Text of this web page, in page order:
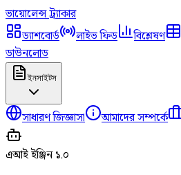
ভায়োলেন্সট্র্যাকার
ড্যাশবোর্ড
লাইভ ফিড বিশ্লেষণ
ডাউনলোড
ইনসাইটস
সাধারণ জিজ্ঞাসা আমাদের সম্পর্কে
এআই ইঞ্জিন ১.০